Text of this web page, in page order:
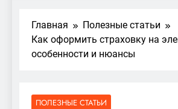
Главная
Полезные статьи
Как оформить страховку на
особенности и нюансы
ПОЛЕЗНЫЕ СТАТЬИ